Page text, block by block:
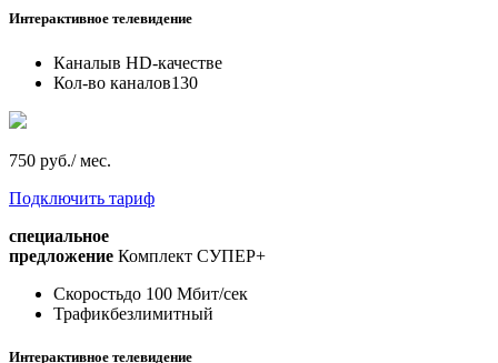
Интерактивное телевидение
Каналыв HD-качестве
Кол-во каналов130
750 руб./ мес.
Подключить тариф
специальное
предложение Комплект СУПЕР+
Скоростьдо 100 Мбит/сек
Трафикбезлимитный
Интерактивное телевидение